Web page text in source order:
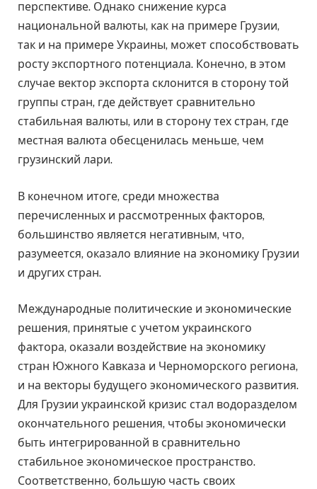
перспективе. Однако снижение курса
национальной валюты, как на примере Грузии,
так и на примере Украины, может способствовать
росту экспортного потенциала. Конечно, в этом
случае вектор экспорта склонится в сторону той
группы стран, где действует сравнительно
стабильная валюты, или в сторону тех стран, где
местная валюта обесценилась меньше, чем
грузинский лари.
В конечном итоге, среди множества
перечисленных и рассмотренных факторов,
большинство является негативным, что,
разумеется, оказало влияние на экономику Грузии
и других стран.
Международные политические и экономические
решения, принятые с учетом украинского
фактора, оказали воздействие на экономику
стран Южного Кавказа и Черноморского региона,
и на векторы будущего экономического развития.
Для Грузии украинской кризис стал водоразделом
окончательного решения, чтобы экономически
быть интегрированной в сравнительно
стабильное экономическое пространство.
Соответственно, большую часть своих